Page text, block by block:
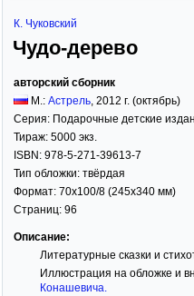
К. Чуковский
Чудо-дерево
авторский сборник
М.: Астрель, 2012 г. (октябрь)
Серия: Подарочные детские
Тираж: 5000 экз.
ISBN: 978-5-271-39613-7
Тип обложки: твёрдая
Формат: 70x100/8 (245x340 мм)
Страниц: 96
Описание:
Литературные сказки и
Иллюстрация на обложке и
Конашевича.